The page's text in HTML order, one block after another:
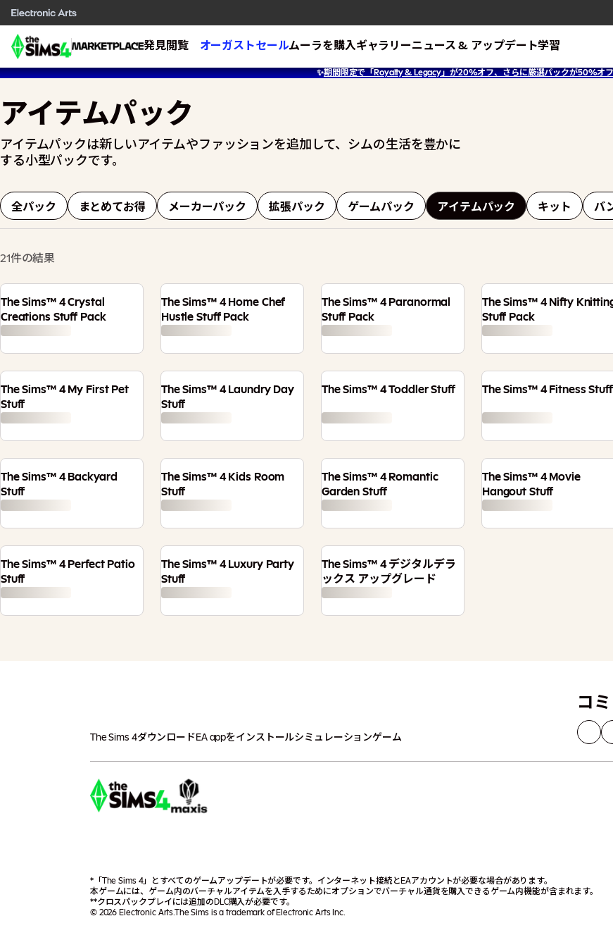
発見閲覧 オーガストセールムーラを購入ギャラリーニュース & アップデート学習
✨期間限定で「Royalty & Legacy」が20%オフ、さらに厳選パックが50%オ
アイテムパック
アイテムパックは新しいアイテムやファッションを追加して、シムの生活を豊かに
する小型パックです。
全パック まとめてお得 メーカーパック 拡張パック ゲームパック アイテムパック キット バ
21件の結果
The Sims™ 4 Crystal
Creations Stuff Pack
The Sims™ 4 Home Chef
Hustle Stuff Pack
The Sims™ 4 Paranormal
Stuff Pack
The Sims™ 4 Nifty
Stuff Pack
The Sims™ 4 My First Pet
Stuff
The Sims™ 4 Laundry Day
Stuff
The Sims™ 4 Toddler Stuff The Sims™ 4 Fitness Stuff
The Sims™ 4 Backyard
Stuff
The Sims™ 4 Kids Room
Stuff
The Sims™ 4 Romantic
Garden Stuff
The Sims™ 4 Movie
Hangout Stuff
The Sims™ 4 Perfect Patio
Stuff
The Sims™ 4 Luxury Party
Stuff
The Sims™ 4 デジタルデラ
ックス アップグレード
The Sims 4ダウンロード EA appをインストールシミュレーションゲーム
コ
*「The Sims 4」とすべてのゲームアップデートが必要です。インターネット接続とEAアカウントが必要な場合があります。
本ゲームには、ゲーム内のバーチャルアイテムを入手するためにオプションでバーチャル通貨を購入できるゲーム内機能が含まれます。
**クロスパックプレイには追加のDLC購入が必要です。
© 2026 Electronic Arts.The Sims is a trademark of Electronic Arts Inc.